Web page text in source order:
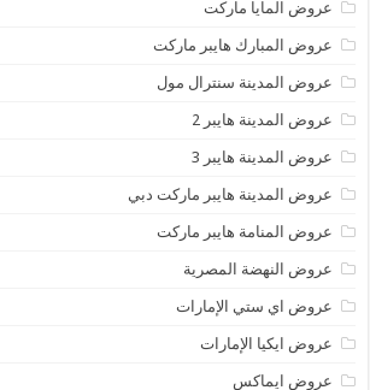
عروض المايا ماركت
عروض المبارك هايبر ماركت
عروض المدينة سنترال مول
عروض المدينة هايبر 2
عروض المدينة هايبر 3
عروض المدينة هايبر ماركت دبي
عروض المنامة هايبر ماركت
عروض النهضة المصرية
عروض اي ستي الإمارات
عروض ايكيا الإمارات
عروض ايماكس